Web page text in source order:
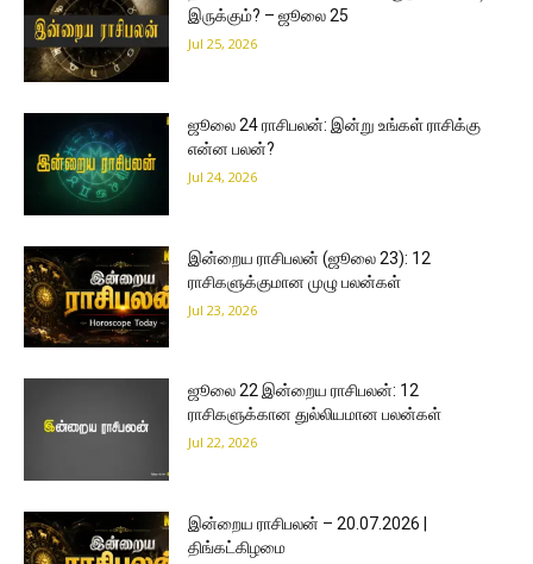
இருக்கும்? – ஜூலை 25
Jul 25, 2026
ஜூலை 24 ராசிபலன்: இன்று உங்கள் ராசிக்கு
என்ன பலன்?
Jul 24, 2026
இன்றைய ராசிபலன் (ஜூலை 23): 12
ராசிகளுக்குமான முழு பலன்கள்
Jul 23, 2026
ஜூலை 22 இன்றைய ராசிபலன்: 12
ராசிகளுக்கான துல்லியமான பலன்கள்
Jul 22, 2026
இன்றைய ராசிபலன் – 20.07.2026 |
திங்கட்கிழமை